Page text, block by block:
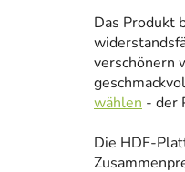
Das Produkt
verschönern
wählen - der
Die HDF-